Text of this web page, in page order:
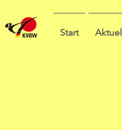
Start